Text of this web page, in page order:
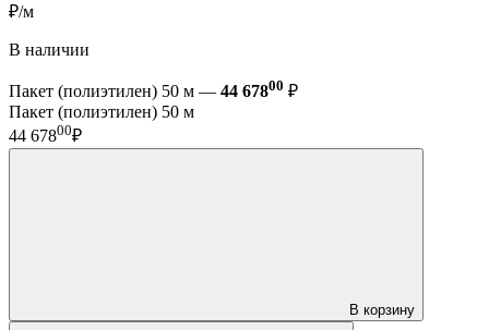
₽/м
В наличии
Пакет (полиэтилен) 50 м — 44 67800 ₽
Пакет (полиэтилен) 50 м
44 67800₽
В корзину